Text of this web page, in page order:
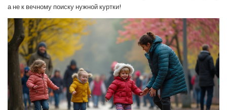
а не к вечному поиску нужной куртки!